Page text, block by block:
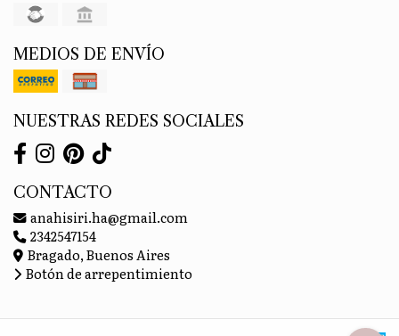
MEDIOS DE ENVÍO
NUESTRAS REDES SOCIALES
CONTACTO
anahisiri.ha@gmail.com
2342547154
Bragado, Buenos Aires
Botón de arrepentimiento